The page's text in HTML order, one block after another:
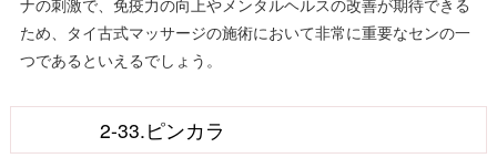
ため、タイ古式マッサージの施術において非常に重要なセンの一
つであるといえるでしょう。
2-33.ピンカラ